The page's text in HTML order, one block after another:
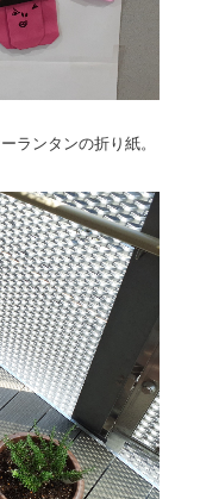
ランタンの折り紙。